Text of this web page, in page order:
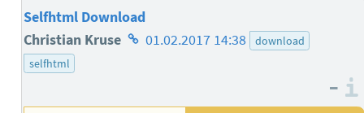
Selfhtml Download
Christian Kruse Homepage
01.02.2017 14:38
download
selfhtml
–